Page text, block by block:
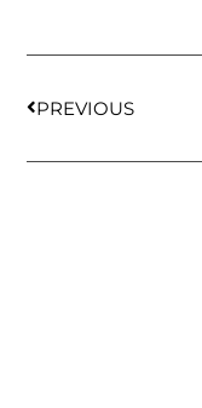
PREVIOUS